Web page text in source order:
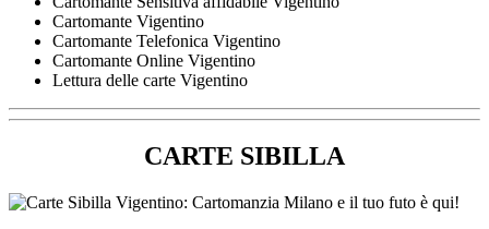
Cartomante Vigentino
Cartomante Telefonica Vigentino
Cartomante Online Vigentino
Lettura delle carte Vigentino
CARTE SIBILLA